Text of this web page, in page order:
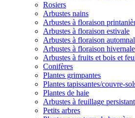
Rosiers
Arbustes nains
Arbustes à floraison
Arbustes à floraison estivale
Arbustes à floraison
Arbustes à floraison hivernale
Arbustes à fruits et bois et
Conifères
Plantes grimpantes
Plantes tapissantes/couvre-
Plantes de haie
Arbustes à feuillage persistant
Petits arbres